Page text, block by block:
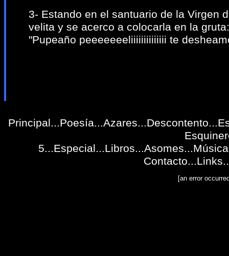
3- Estando en el santuario de la Virgen
velita y se acerco a colocarla en la
"Pupeaño peeeeeeeliiiiiiiiiiiiii te
Principal...Poesía...Azares...Descontento...
5...Especial...Libros...Asomes...Música
Contacto...Links
[an error